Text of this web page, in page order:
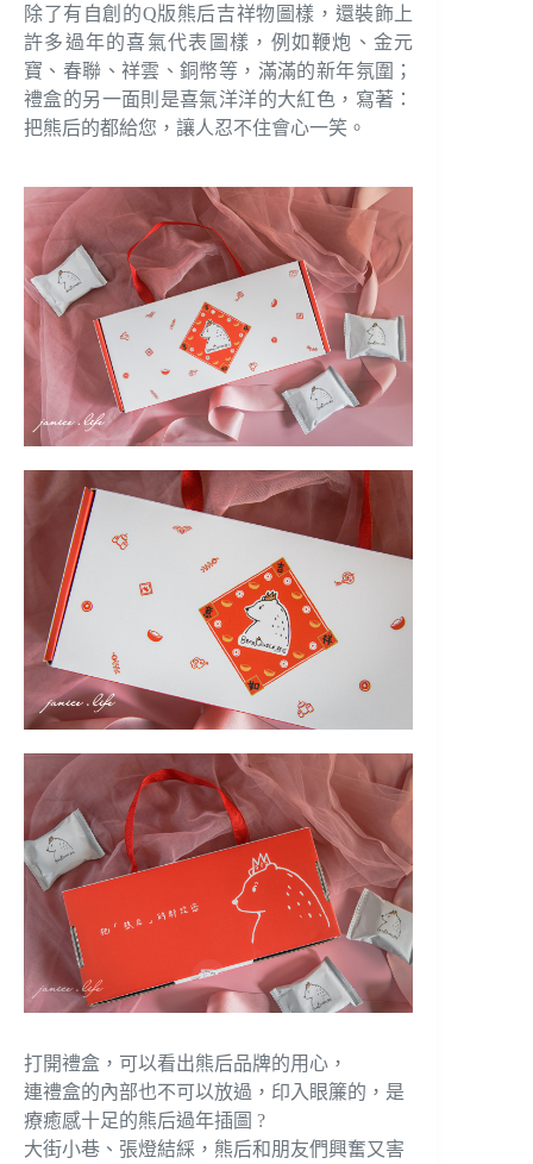
除了有自創的Q版熊后吉祥物圖樣，還裝飾上
許多過年的喜氣代表圖樣，例如鞭炮、金元
寶、春聯、祥雲、銅幣等，滿滿的新年氛圍；
禮盒的另一面則是喜氣洋洋的大紅色，寫著：
把熊后的都給您，讓人忍不住會心一笑。
打開禮盒，可以看出熊后品牌的用心，
連禮盒的內部也不可以放過，印入眼簾的，是
療癒感十足的熊后過年插圖 ?
大街小巷、張燈結綵，熊后和朋友們興奮又害